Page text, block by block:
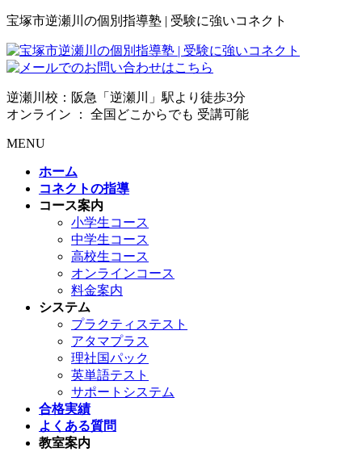
宝塚市逆瀬川の個別指導塾 | 受験に強いコネクト
逆瀬川校：阪急「逆瀬川」駅より徒歩3分
オンライン ： 全国どこからでも 受講可能
MENU
ホーム
コネクトの指導
コース案内
小学生コース
中学生コース
高校生コース
オンラインコース
料金案内
システム
プラクティステスト
アタマプラス
理社国パック
英単語テスト
サポートシステム
合格実績
よくある質問
教室案内